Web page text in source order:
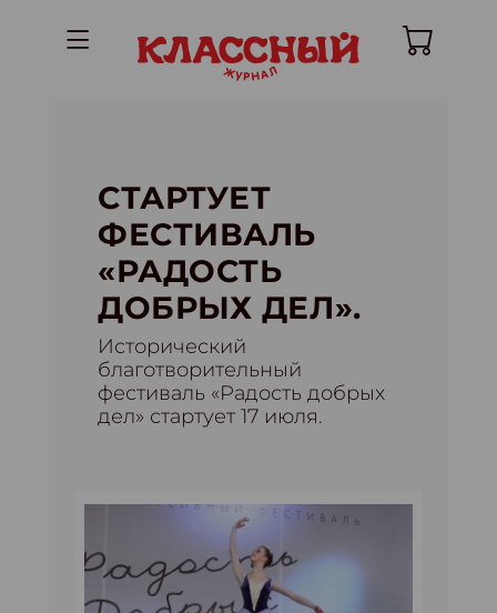
СТАРТУЕТ
ФЕСТИВАЛЬ
«РАДОСТЬ
ДОБРЫХ ДЕЛ».
Исторический
благотворительный
фестиваль «Радость добрых
дел» стартует 17 июля.